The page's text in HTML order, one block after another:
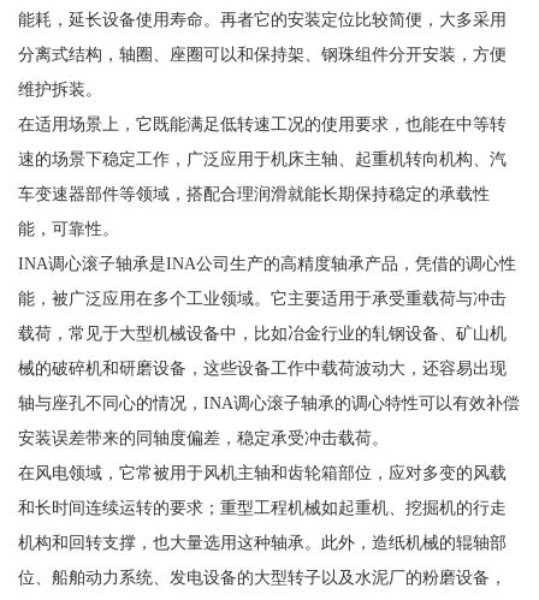
能耗，延长设备使用寿命。再者它的安装定位比较简便，大多采用
分离式结构，轴圈、座圈可以和保持架、钢珠组件分开安装，方便
维护拆装。
在适用场景上，它既能满足低转速工况的使用要求，也能在中等转
速的场景下稳定工作，广泛应用于机床主轴、起重机转向机构、汽
车变速器部件等领域，搭配合理润滑就能长期保持稳定的承载性
能，可靠性。
INA调心滚子轴承是INA公司生产的高精度轴承产品，凭借的调心性
能，被广泛应用在多个工业领域。它主要适用于承受重载荷与冲击
载荷，常见于大型机械设备中，比如冶金行业的轧钢设备、矿山机
械的破碎机和研磨设备，这些设备工作中载荷波动大，还容易出现
轴与座孔不同心的情况，INA调心滚子轴承的调心特性可以有效补偿
安装误差带来的同轴度偏差，稳定承受冲击载荷。
在风电领域，它常被用于风机主轴和齿轮箱部位，应对多变的风载
和长时间连续运转的要求；重型工程机械如起重机、挖掘机的行走
机构和回转支撑，也大量选用这种轴承。此外，造纸机械的辊轴部
位、船舶动力系统、发电设备的大型转子以及水泥厂的粉磨设备，